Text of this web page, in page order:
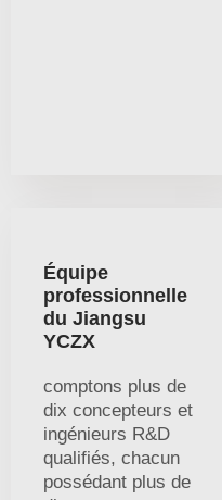
Équipe
professionnelle
du Jiangsu
YCZX
comptons plus de
dix concepteurs et
ingénieurs R&D
qualifiés, chacun
possédant plus de